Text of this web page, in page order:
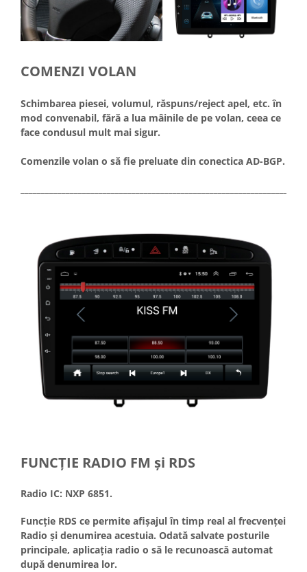
COMENZI VOLAN
Schimbarea piesei, volumul, răspuns/reject apel, etc. în
mod convenabil, fără a lua mâinile de pe volan, ceea ce
face condusul mult mai sigur.
Comenzile volan o să fie preluate din conectica AD-BGP.
FUNCȚIE RADIO FM și RDS
Radio IC: NXP 6851.
Funcție RDS ce permite afișajul în timp real al frecvenței
Radio și denumirea acestuia. Odată salvate posturile
principale, aplicația radio o să le recunoască automat
după denumirea lor.